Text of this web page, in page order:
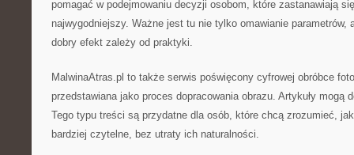
pomagać w podejmowaniu decyzji osobom, które zastanawiają
najwygodniejszy. Ważne jest tu nie tylko omawianie parametrów,
dobry efekt zależy od praktyki.
MalwinaAtras.pl to także serwis poświęcony cyfrowej obróbce
przedstawiana jako proces dopracowania obrazu. Artykuły mogą
Tego typu treści są przydatne dla osób, które chcą zrozumieć,
bardziej czytelne, bez utraty ich naturalności.